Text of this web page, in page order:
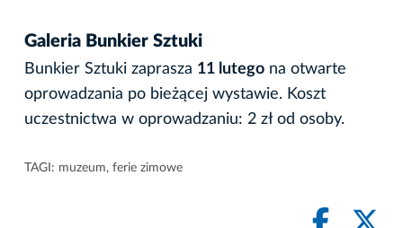
Galeria Bunkier Sztuki
Bunkier Sztuki zaprasza 11 lutego na otwarte
oprowadzania po bieżącej wystawie. Koszt
uczestnictwa w oprowadzaniu: 2 zł od osoby.
TAGI: muzeum, ferie zimowe